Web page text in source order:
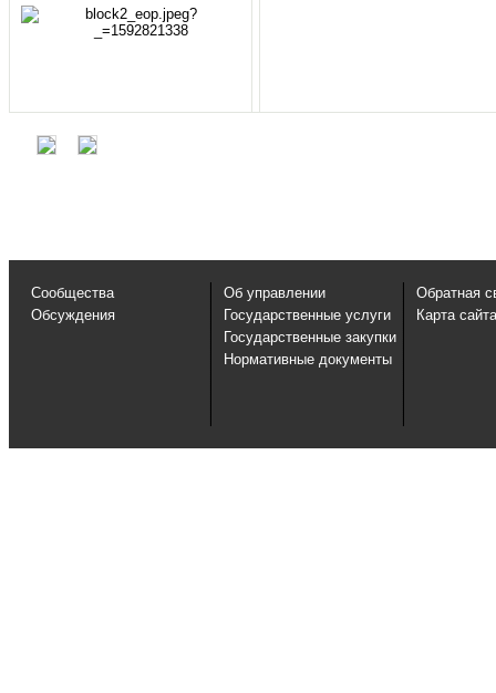
Сообщества
Обсуждения
Об управлении
Государственные услуги
Государственные закупки
Нормативные документы
Обратная
Карта